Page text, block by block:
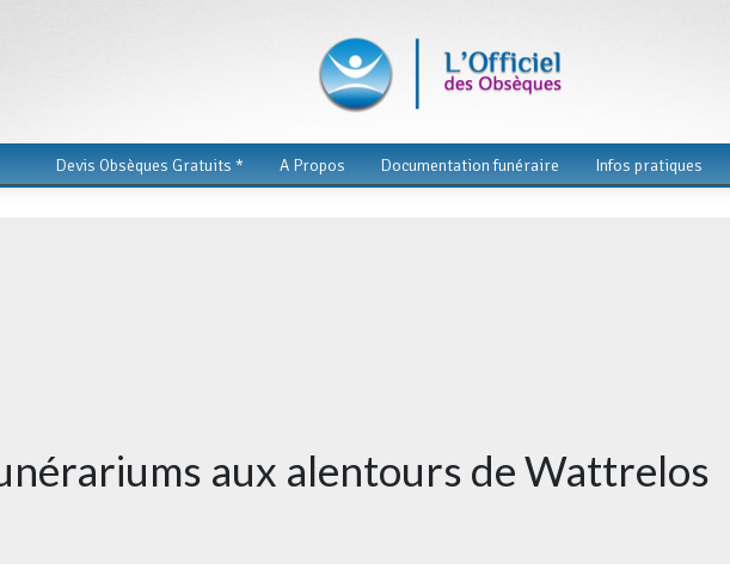
Devis Obsèques Gratuits * A Propos Documentation funéraire Infos pratiques
aux alentours de Wattrelos